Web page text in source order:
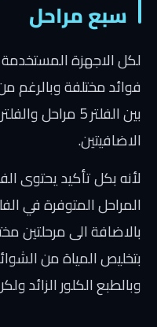
سبع مراحل
لكل الاجهزة المستخدمة
فوائد مختلفة
الاضافيتين.
لأنه بكل تأكيد يحتوى
المراحل المتوفرة في
بالاضافة الى مرحلتين
بتخليص المياة من
وبالطبع الكلور الزائد